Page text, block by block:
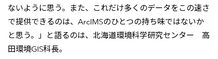
ないように思う。また、これだけ多くのデータをこの速さ
で提供できるのは、ArcIMSのひとつの持ち味ではないか
と思う。」と語るのは、北海道環境科学研究センター 高
田環境GIS科長。